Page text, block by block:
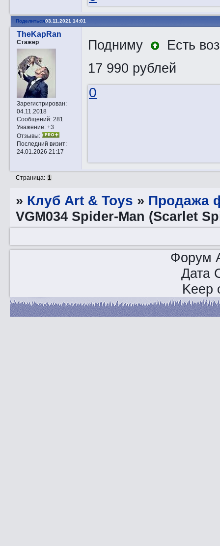
Поделиться03.11.2021 14:01
TheKapRan
Стажёр
Зарегистрирован:
04.11.2018
Сообщений:281
Уважение: +3
Отзывы:
Последний визит:
24.01.2026 21:17
Подниму
Есть
17 990 рублей
0
Страница: 1
» Клуб Art & Toys » Продажа
VGM034 Spider-Man (Scarlet
Форум
Дата
Keep